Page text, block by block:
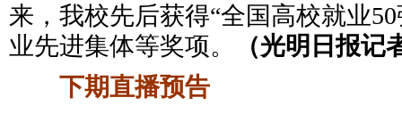
来，我校先后获得“全国高校就业
业先进集体等奖项。
（光明日报记
下期直播预告